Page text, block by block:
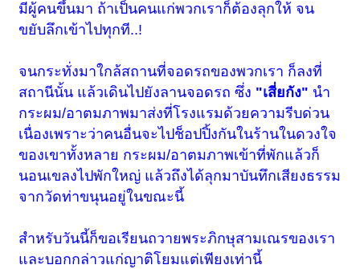
มีผู้คนขึ้นมา ถ้าเป็นคนแก่พวกเราก็ต้องลุกให้ จน
ขยับลึกเข้าไปทุกที..!
จนกระทั่งมาใกล้สถานที่จอดรถของพวกเรา ก็ลงที่
สถานีนั้น แล้วเดินไปยังลานจอดรถ ซึ่ง "เสี่ยกัง" นำ
กระผม/อาตมภาพมาส่งที่โรงแรมด้วยความรีบด่วน
เนื่องเพราะว่าคนอื่นจะไปช็อปปิ้งกันในร้านในดวงใจ
ของเขาทั้งหลาย กระผม/อาตมภาพเข้าที่พักแล้วก็
นอนเขลงไปพักใหญ่ แล้วถึงได้ลุกมาบันทึกเสียงธรรม
จากวัดท่าขนุนอยู่ในขณะนี้
สำหรับวันนี้ก็ขอเรียนถวายพระภิกษุสามเณรของเรา
และบอกกล่าวแก่ญาติโยมแต่เพียงเท่านี้